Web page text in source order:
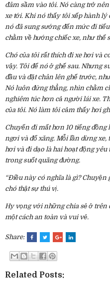
đâm sầm vào tôi. Nó càng trở
xe tới. Khi nó thấy tôi xếp hành lý
nó đã sung sướng đến mức đi
chằm về hướng chiếc xe, như thể
Chó của tôi rất thích đi xe hơi và
vậy. Tôi để nó ở ghế sau. Nhưng
đầu và đặt chân lên ghế trước,
Nó luôn đứng thẳng, nhìn chằm
nghiêm túc hơn cả người lái xe.
của tôi. Nó làm tôi cảm thấy hơi
Chuyến đi mất hơn 10 tiếng
ngơi và đổ xăng. Mỗi lần dừng
hơi và đi dạo là hai hoạt động
trong suốt quãng đường.
“Điều này có nghĩa là gì? Chuyện
chó thật sự thú vị.
Hy vọng với những chia sẻ ở
một cách an toàn và vui vẻ.
Share:
Related Posts: